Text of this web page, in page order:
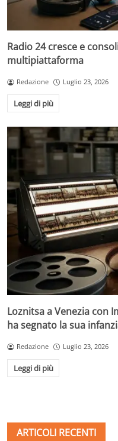
Radio 24 cresce e
multipiattaforma
Redazione Luglio 23, 2026
Leggi di più
Loznitsa a Venezia con
ha segnato la sua
Redazione Luglio 23, 2026
Leggi di più
ARTICOLI RECENTI